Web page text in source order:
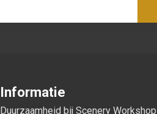
Informatie
Duurzaamheid bij Scenery Workshop